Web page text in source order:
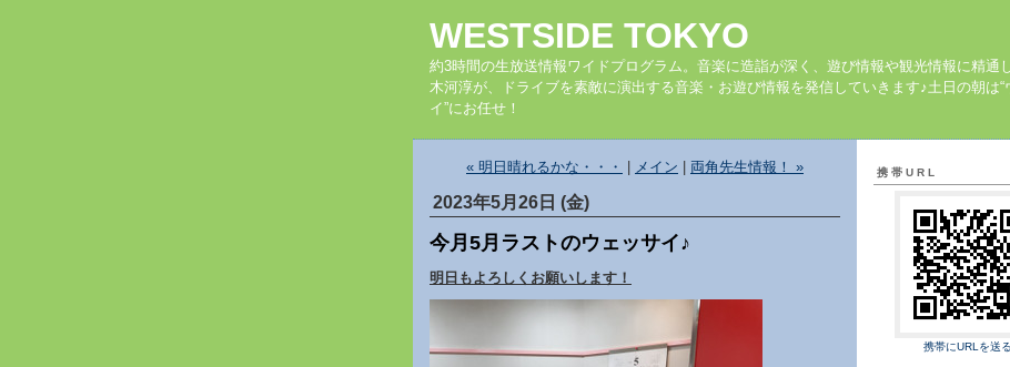
WESTSIDE TOKYO
約3時間の生放送情報ワイドプログラム。音楽に造詣が深く、遊び情報や観光情報に精通
木河淳が、ドライブを素敵に演出する音楽・お遊び情報を発信していきます♪土日の朝は“
イ”にお任せ！
« 明日晴れるかな・・・ メイン 両角先生情報！ »
2023年5月26日 (金)
今月5月ラストのウェッサイ♪
明日もよろしくお願いします！
携帯URL
携帯にURLを送る